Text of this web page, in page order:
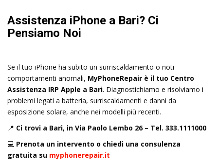
Assistenza iPhone a Bari? Ci
Pensiamo Noi
Se il tuo iPhone ha subito un surriscaldamento o noti
comportamenti anomali, MyPhoneRepair è il tuo Centro
Assistenza IRP Apple a Bari. Diagnostichiamo e risolviamo i
problemi legati a batteria, surriscaldamenti e danni da
esposizione solare, anche nei modelli più recenti.
📍 Ci trovi a Bari, in Via Paolo Lembo 26 – Tel. 333.1111000
💻 Prenota un intervento o chiedi una consulenza
gratuita su myphonerepair.it